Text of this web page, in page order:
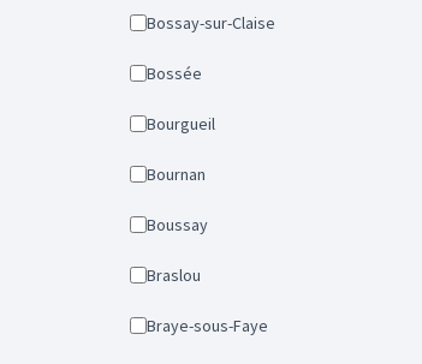
Bossay-sur-Claise
Bossée
Bourgueil
Bournan
Boussay
Braslou
Braye-sous-Faye